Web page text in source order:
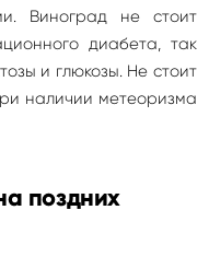
Виноград не стоит
диабета, так
и глюкозы. Не стоит
наличии метеоризма
поздних